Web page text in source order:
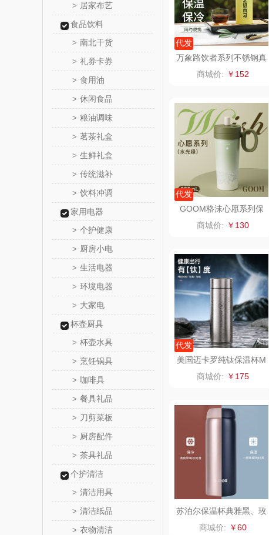
> 居家布艺
食品饮料
> 南北干货
> 礼券卡券
> 食用油
> 休闲食品
> 粮油调味
> 茗茶礼盒
> 生鲜礼盒
> 传统滋补
> 饮料冲调
家用电器
> 个护健康
> 厨房小电
> 生活电器
> 环境电器
> 大家电
杯壶厨具
> 杯壶水具
> 烹饪锅具
> 咖啡具
> 餐具礼品
> 刀剪菜板
> 厨房配件
> 茶具礼品
个护清洁
> 清洁用具
> 清洁纸品
> 衣物清洁
ROBAM老
富昌（定制
江中食疗
漫沃星系
山萃
保宁
铮铭
千问
洽洽
商）
呼也
宏太
锡品源
代发
万象路饮者系列不锈钢真
空保温杯H116S
商城价: ￥152
代发
GOOM格沫心愿系列保
商城价: ￥130
代发
美国迈卡罗纯钛保温杯M
C-9450BW
商城价: ￥175
苏泊尔保温杯典雅黑、玫
瑰金(380ml)KC38FP10
商城价: ￥60